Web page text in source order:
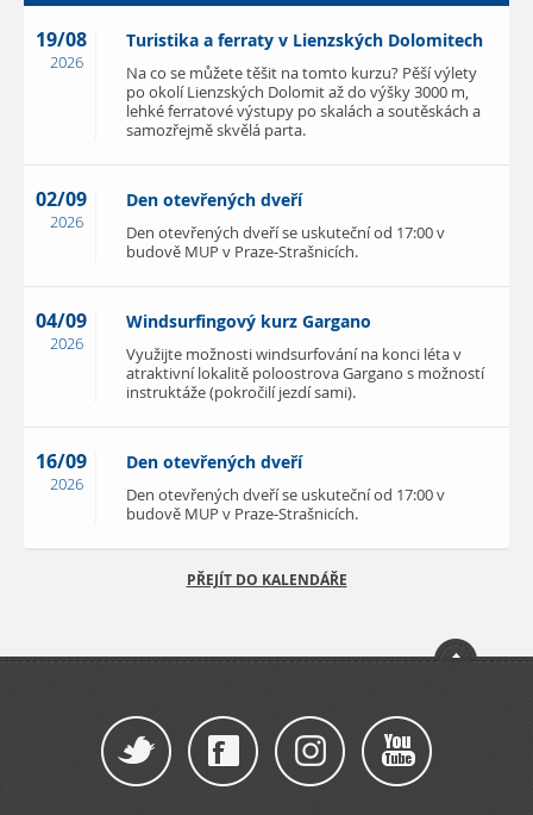
19/08
2026
Turistika a ferraty v Lienzských Dolomitech
Na co se můžete těšit na tomto kurzu? Pěší výlety
po okolí Lienzských Dolomit až do výšky 3000 m,
lehké ferratové výstupy po skalách a soutěskách a
samozřejmě skvělá parta.
02/09
2026
Den otevřených dveří
Den otevřených dveří se uskuteční od 17:00 v
budově MUP v Praze-Strašnicích.
04/09
2026
Windsurfingový kurz Gargano
Využijte možnosti windsurfování na konci léta v
atraktivní lokalitě poloostrova Gargano s možností
instruktáže (pokročilí jezdí sami).
16/09
2026
Den otevřených dveří
Den otevřených dveří se uskuteční od 17:00 v
budově MUP v Praze-Strašnicích.
PŘEJÍT DO KALENDÁŘE